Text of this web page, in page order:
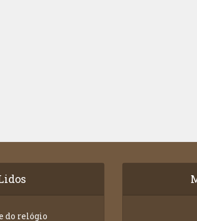
do relógio